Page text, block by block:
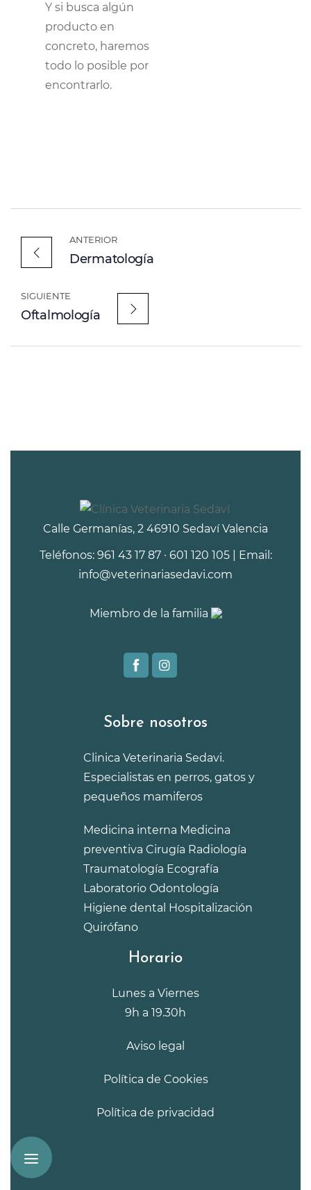
Y si busca algún
producto en
concreto, haremos
todo lo posible por
encontrarlo.
ANTERIOR
Dermatología
SIGUIENTE
Oftalmología
Calle Germanías, 2 46910 Sedaví Valencia
Teléfonos: 961 43 17 87 · 601 120 105 | Email:
info@veterinariasedavi.com
Miembro de la familia
Sobre nosotros
Clinica Veterinaria Sedavi.
Especialistas en perros, gatos y
pequeños mamiferos
Medicina interna Medicina
preventiva Cirugía Radiología
Traumatología Ecografía
Laboratorio Odontología
Higiene dental Hospitalización
Quirófano
Horario
Lunes a Viernes
9h a 19.30h
Aviso legal
Política de Cookies
Política de privacidad